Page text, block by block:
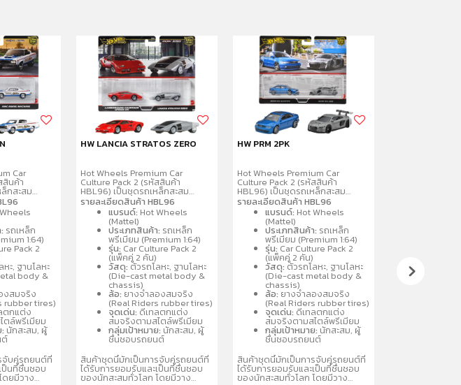
Car
สินค้า
กสะสม
นวน 2 คันต่อ
ะเอียด
จริง ตัวรถ
บรถสปอร์ต
เช่น
เหมาะ
ปีขึ้นไป
รถเหล็ก
1:64)
Pack 2
ะ, ฐานโลหะ
body &
งสมจริง
rubber tires)
ตกแต่ง
ตล์พรีเมียม
นักสะสม, ผู้
ต์
จับคู่รถยนต์ที่
ป็นที่ชื่นชอบ
ดยมีวาง
HW LANCIA STRATOS ZERO
Hot Wheels Premium Car
Culture Pack 2 (รหัสสินค้า
HBL96) เป็นชุดรถเหล็กสะสม
พรีเมียมขนาด 1:64 จำนวน 2 คันต่อ
แพ็ค โดดเด่นด้วยรายละเอียด
สมจริง ล้อจำลองยางจริง ตัวรถ
และฐานผลิตจากโลหะ
(Metal/Metal) คละแบบรถสปอร์ต
และรถแข่งที่เป็นที่นิยม เช่น
Porsche, Audi, Nissan เหมาะ
สำหรับนักสะสมอายุ 3 ปีขึ้นไป
รายละเอียดสินค้า HBL96
แบรนด์: Hot Wheels
(Mattel)
ประเภทสินค้า: รถเหล็ก
พรีเมียม (Premium 1:64)
รุ่น: Car Culture Pack 2
(แพ็คคู่ 2 คัน)
วัสดุ: ตัวรถโลหะ, ฐานโลหะ
(Die-cast metal body &
chassis)
ล้อ: ยางจำลองสมจริง
(Real Riders rubber tires)
จุดเด่น: ดีเทลตกแต่ง
สมจริงตามสไตล์พรีเมียม
กลุ่มเป้าหมาย: นักสะสม, ผู้
ชื่นชอบรถยนต์
สินค้าชุดนี้มักเป็นการจับคู่รถยนต์ที่
ได้รับการยอมรับและเป็นที่ชื่นชอบ
ของนักสะสมทั่วโลก โดยมีวาง
HW PRM 2PK
Hot Wheels Premium Car
Culture Pack 2 (รหัสสินค้า
HBL96) เป็นชุดรถเหล็กสะสม
พรีเมียมขนาด 1:64 จำนวน 2 คันต่อ
แพ็ค โดดเด่นด้วยรายละเอียด
สมจริง ล้อจำลองยางจริง ตัวรถ
และฐานผลิตจากโลหะ
(Metal/Metal) คละแบบรถสปอร์ต
และรถแข่งที่เป็นที่นิยม เช่น
Porsche, Audi, Nissan เหมาะ
สำหรับนักสะสมอายุ 3 ปีขึ้นไป
รายละเอียดสินค้า HBL96
แบรนด์: Hot Wheels
(Mattel)
ประเภทสินค้า: รถเหล็ก
พรีเมียม (Premium 1:64)
รุ่น: Car Culture Pack 2
(แพ็คคู่ 2 คัน)
วัสดุ: ตัวรถโลหะ, ฐานโลหะ
(Die-cast metal body &
chassis)
ล้อ: ยางจำลองสมจริง
(Real Riders rubber tires)
จุดเด่น: ดีเทลตกแต่ง
สมจริงตามสไตล์พรีเมียม
กลุ่มเป้าหมาย: นักสะสม, ผู้
ชื่นชอบรถยนต์
สินค้าชุดนี้มักเป็นการจับคู่รถยนต์ที่
ได้รับการยอมรับและเป็นที่ชื่นชอบ
ของนักสะสมทั่วโลก โดยมีวาง
สินค้า: Hot
Culture